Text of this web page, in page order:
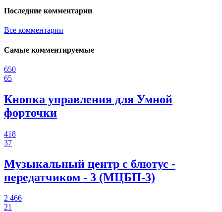
Последние комментарии
Все комментарии
Самые комментируемые
650
65
Кнопка управления для Умной
форточки
418
37
Музыкальный центр с блютус -
передатчиком - 3 (МЦБП-3)
2 466
21